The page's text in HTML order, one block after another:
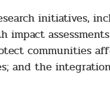
initiatives,
communities
and the